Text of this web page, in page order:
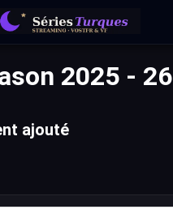
2025 - 26
ajouté